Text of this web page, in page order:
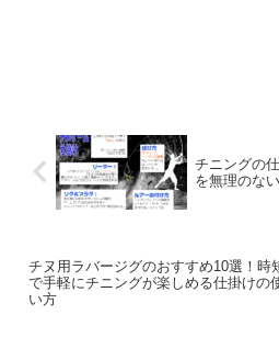
チニングの
を無理のな
チヌ用ラバージグのおすすめ10選！時
で手軽にチニングが楽しめる仕掛けの
い方